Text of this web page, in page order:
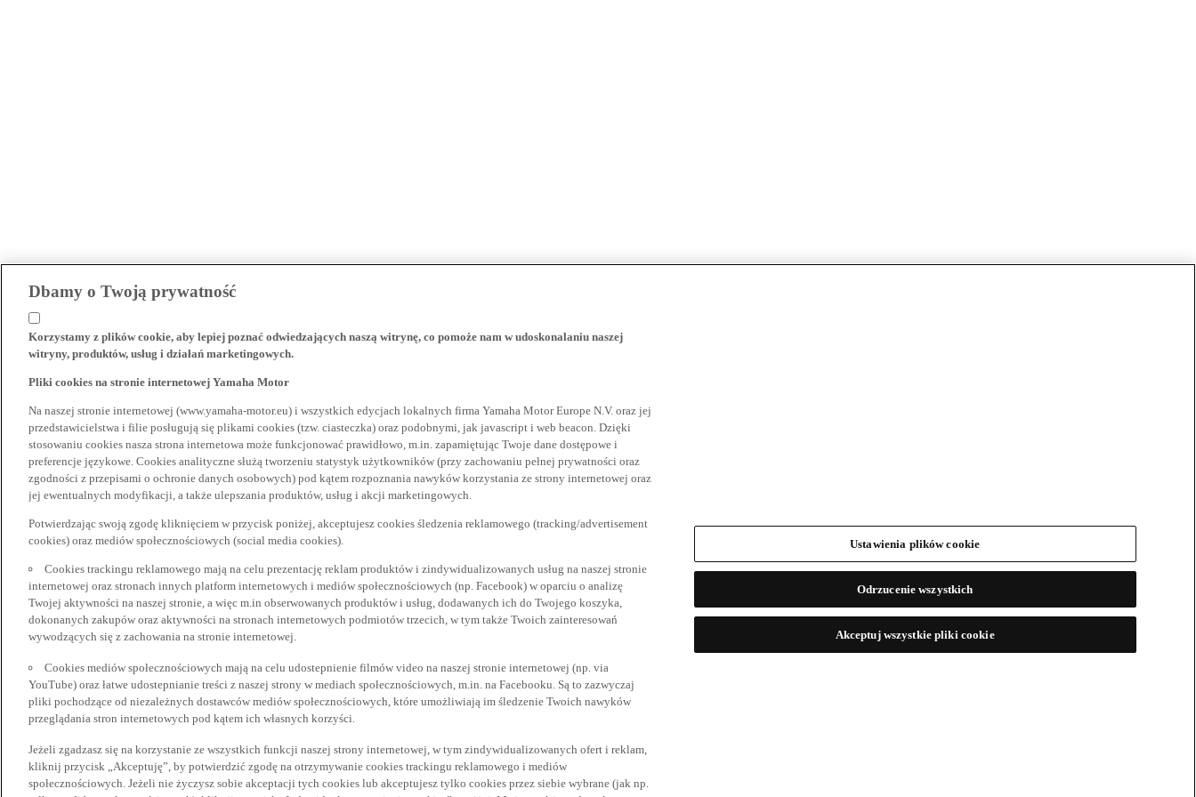
Dbamy o Twoją prywatność
Korzystamy z plików cookie, aby lepiej poznać odwiedzających naszą witrynę, co pomoże nam w udoskonalaniu naszej
witryny, produktów, usług i działań marketingowych.
Pliki cookies na stronie internetowej Yamaha Motor
Na naszej stronie internetowej (www.yamaha-motor.eu) i wszystkich edycjach lokalnych firma Yamaha Motor Europe N.V. oraz jej
przedstawicielstwa i filie posługują się plikami cookies (tzw. ciasteczka) oraz podobnymi, jak javascript i web beacon. Dzięki
stosowaniu cookies nasza strona internetowa może funkcjonować prawidłowo, m.in. zapamiętując Twoje dane dostępowe i
preferencje językowe. Cookies analityczne służą tworzeniu statystyk użytkowników (przy zachowaniu pełnej prywatności oraz
zgodności z przepisami o ochronie danych osobowych) pod kątem rozpoznania nawyków korzystania ze strony internetowej oraz
jej ewentualnych modyfikacji, a także ulepszania produktów, usług i akcji marketingowych.
Potwierdzając swoją zgodę kliknięciem w przycisk poniżej, akceptujesz cookies śledzenia reklamowego (tracking/advertisement
cookies) oraz mediów społecznościowych (social media cookies).
Cookies trackingu reklamowego mają na celu prezentację reklam produktów i zindywidualizowanych usług na naszej stronie
internetowej oraz stronach innych platform internetowych i mediów społecznościowych (np. Facebook) w oparciu o analizę
Twojej aktywności na naszej stronie, a więc m.in obserwowanych produktów i usług, dodawanych ich do Twojego koszyka,
dokonanych zakupów oraz aktywności na stronach internetowych podmiotów trzecich, w tym także Twoich zainteresowań
wywodzących się z zachowania na stronie internetowej.
Cookies mediów społecznościowych mają na celu udostepnienie filmów video na naszej stronie internetowej (np. via
YouTube) oraz łatwe udostepnianie treści z naszej strony w mediach społecznościowych, m.in. na Facebooku. Są to zazwyczaj
pliki pochodzące od niezależnych dostawców mediów społecznościowych, które umożliwiają im śledzenie Twoich nawyków
przeglądania stron internetowych pod kątem ich własnych korzyści.
Jeżeli zgadzasz się na korzystanie ze wszystkich funkcji naszej strony internetowej, w tym zindywidualizowanych ofert i reklam,
kliknij przycisk „Akceptuję”, by potwierdzić zgodę na otrzymywanie cookies trackingu reklamowego i mediów
społecznościowych. Jeżeli nie życzysz sobie akceptacji tych cookies lub akceptujesz tylko cookies przez siebie wybrane (jak np.
Ustawienia plików cookie
Odrzucenie wszystkich
Akceptuj wszystkie pliki cookie